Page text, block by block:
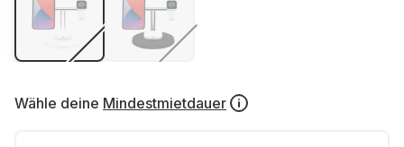
Wähle deine Mindestmietdauer